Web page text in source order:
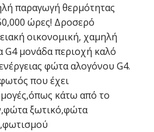
παραγωγή θερμότητας
ώρες! Δροσερό
οικονομική, χαμηλή
μονάδα περιοχή καλό
φώτα αλογόνου G4.
που έχει
κάτω από το
ξωτικό,φώτα